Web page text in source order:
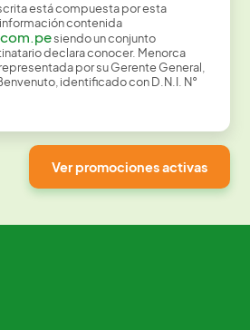
está compuesta por esta
contenida
siendo un conjunto
declara conocer. Menorca
por su Gerente General,
identificado con D.N.I. N°
Ver promociones activas